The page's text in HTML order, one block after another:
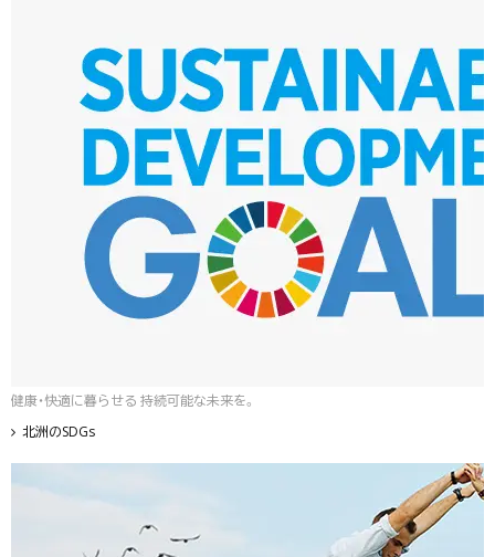
健康・快適に暮らせる 持続可能な未来を。
北洲のSDGs